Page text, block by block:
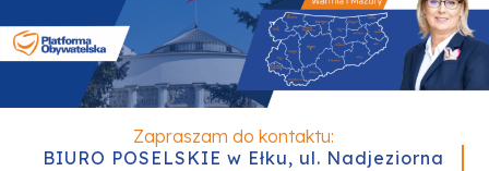
Zapraszam do kontaktu:
BIURO POSELSKIE w Ełku, ul. Nadjeziorna